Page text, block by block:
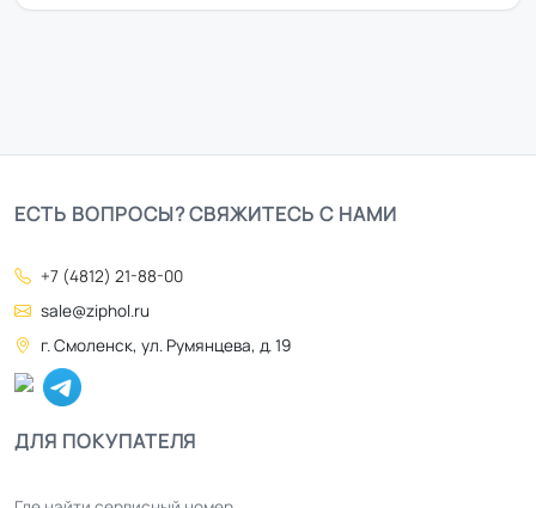
ЕСТЬ ВОПРОСЫ? СВЯЖИТЕСЬ С НАМИ
+7 (4812) 21-88-00
sale@ziphol.ru
г. Смоленск, ул. Румянцева, д. 19
ДЛЯ ПОКУПАТЕЛЯ